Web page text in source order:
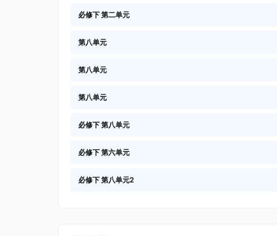
必修下 第二单元
第八单元
第八单元
第八单元
必修下 第八单元
必修下 第六单元
必修下 第八单元2